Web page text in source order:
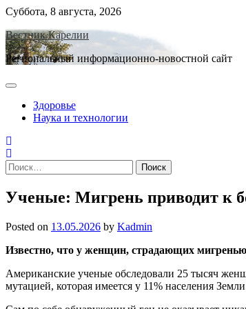
Skip
content
Суббота, 8 августа, 2026
Вестник Карелии
Региональный информационно-новостной сайт
Здоровье
Наука и технологии
Найти:
Ученые: Мигрень приводит к
Posted on 13.05.2026 by Kadmin
Известно, что у женщин, страдающих
Американские ученые обследовали 25 тысяч
мутацией, которая имеется у 11% населения